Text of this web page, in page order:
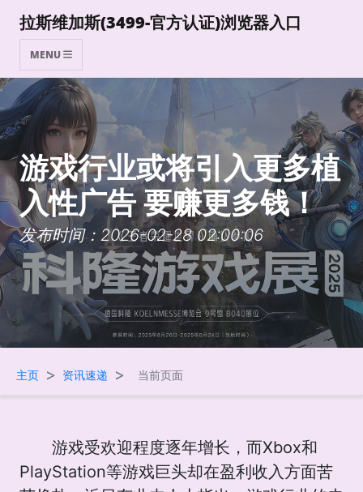
拉斯维加斯(3499-官方认证)浏览器入口
MENU
游戏行业或将引入更多植
入性广告 要赚更多钱！
发布时间：2026-02-28 02:00:06
主页 > 资讯速递 > 当前页面
游戏受欢迎程度逐年增长，而Xbox和
PlayStation等游戏巨头却在盈利收入方面苦